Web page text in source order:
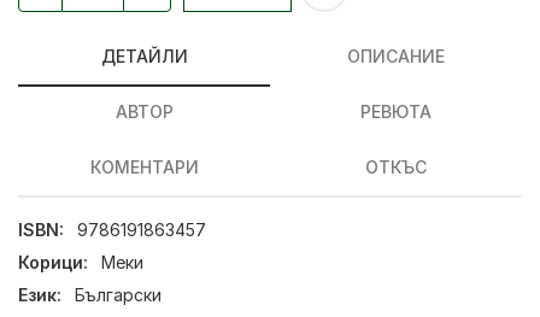
ДЕТАЙЛИ ОПИСАНИЕ
АВТОР РЕВЮТА
КОМЕНТАРИ ОТКЪС
ISBN:
9786191863457
Корици:
Меки
Език:
Български